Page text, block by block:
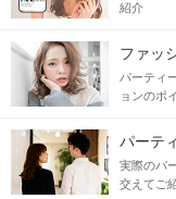
紹介
ファッ
パーティ
ョンのポ
パーテ
実際のパ
交えてご